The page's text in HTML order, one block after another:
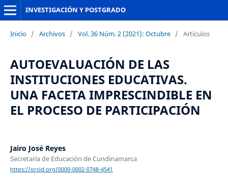
INVESTIGACIÓN Y POSTGRADO
Inicio / Archivos / Vol. 36 Núm. 2 (2021): Octubre / Artículos
AUTOEVALUACIÓN DE LAS
INSTITUCIONES EDUCATIVAS.
UNA FACETA IMPRESCINDIBLE EN
EL PROCESO DE PARTICIPACIÓN
Jairo José Reyes
Secretaría de Educación de Cundinamarca
https://orcid.org/0000-0002-0748-4541